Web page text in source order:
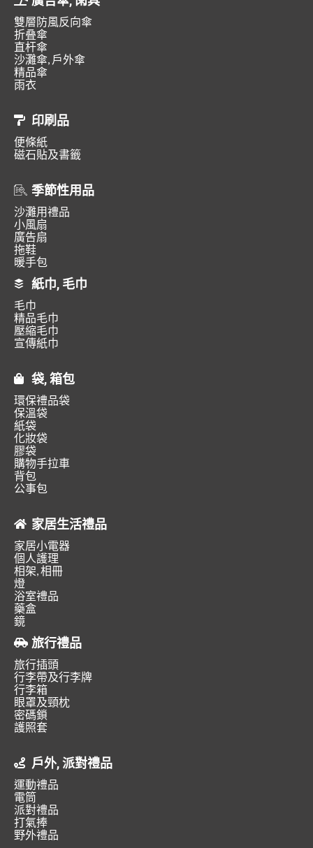
雙層防風反向傘
折叠傘
直杆傘
沙灘傘, 戶外傘
精品傘
雨衣
印刷品
便條紙
磁石貼及書籤
季節性用品
沙灘用禮品
小風扇
廣告扇
拖鞋
暖手包
紙巾, 毛巾
毛巾
精品毛巾
壓縮毛巾
宣傳紙巾
袋, 箱包
環保禮品袋
保溫袋
紙袋
化妝袋
膠袋
購物手拉車
背包
公事包
家居生活禮品
家居小電器
個人護理
相架, 相冊
燈
浴室禮品
藥盒
鏡
旅行禮品
旅行插頭
行李帶及行李牌
行李箱
眼罩及頸枕
密碼鎖
護照套
戶外, 派對禮品
運動禮品
電筒
派對禮品
打氣捧
野外禮品